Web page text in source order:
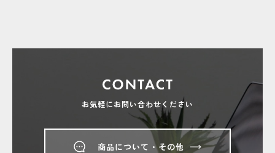
お気軽にお問い合わせください
商品について・その他